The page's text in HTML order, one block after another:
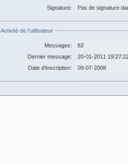
Signature:
Pas de signature
Activité de l'utilisateur
Messages:
82
Dernier message:
20-01-2011
Date d'inscription:
09-07-2008